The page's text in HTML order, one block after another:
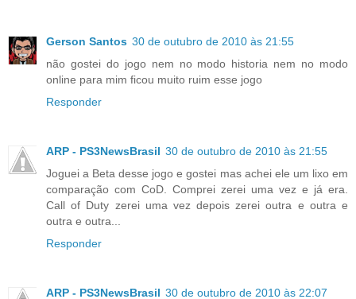
Gerson Santos 30 de outubro de 2010 às 21:55
não gostei do jogo nem no modo historia nem no modo
online para mim ficou muito ruim esse jogo
Responder
ARP - PS3NewsBrasil 30 de outubro de 2010 às 21:55
Joguei a Beta desse jogo e gostei mas achei ele um lixo em
comparação com CoD. Comprei zerei uma vez e já era.
Call of Duty zerei uma vez depois zerei outra e outra e
outra e outra...
Responder
ARP - PS3NewsBrasil 30 de outubro de 2010 às 22:07